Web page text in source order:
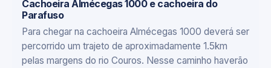
Cachoeira Almécegas 1000 e cachoeira do
Parafuso
Para chegar na cachoeira Almécegas 1000 deverá ser
percorrido um trajeto de aproximadamente 1.5km
pelas margens do rio Couros. Nesse caminho haverão